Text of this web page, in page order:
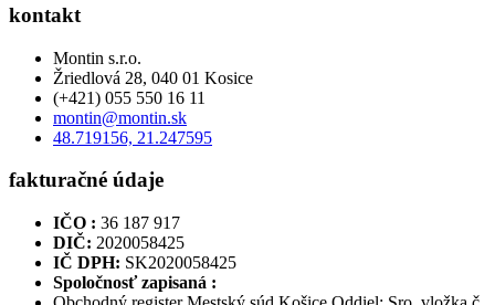
kontakt
Montin s.r.o.
Žriedlová 28, 040 01 Kosice
(+421) 055 550 16 11
montin@montin.sk
48.719156, 21.247595
fakturačné údaje
IČO : 36 187 917
DIČ: 2020058425
IČ DPH: SK2020058425
Spoločnosť zapisaná :